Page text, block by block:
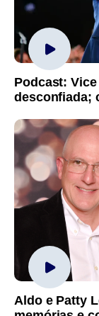
Podcast:
desconfiada;
Aldo e Patty